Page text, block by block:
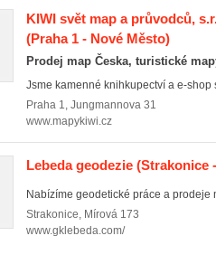
KIWI svět map a průvodců,
(Praha 1 - Nové Město)
Prodej map Česka, turistické
Jsme kamenné knihkupectví a e-
Praha 1, Jungmannova 31
www.mapykiwi.cz
Lebeda geodezie (Strakonice
Nabízíme geodetické práce a prodeje
Strakonice, Mírová 173
www.gklebeda.com/